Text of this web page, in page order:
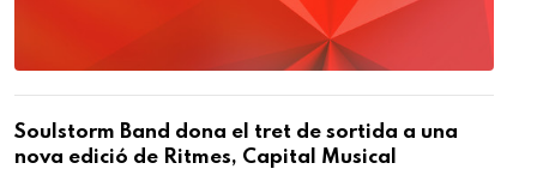
Soulstorm Band dona el tret de sortida a una
nova edició de Ritmes, Capital Musical